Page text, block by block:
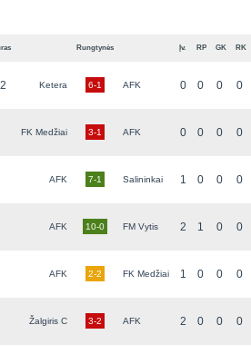
Rungtynės Įv. RP GK RK
Ketera 6-1 AFK 0 0 0 0
FK Medžiai 3-1 AFK 0 0 0 0
AFK 7-1 Salininkai 1 0 0 0
AFK 10-0 FM Vytis 2 1 0 0
AFK 2-2 FK Medžiai 1 0 0 0
Žalgiris C 3-2 AFK 2 0 0 0